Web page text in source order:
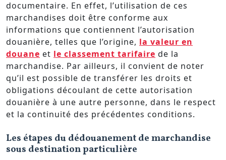
documentaire. En effet, l’utilisation de ces
marchandises doit être conforme aux
informations que contiennent l’autorisation
douanière, telles que l’origine, la valeur en
douane et le classement tarifaire de la
marchandise. Par ailleurs, il convient de noter
qu’il est possible de transférer les droits et
obligations découlant de cette autorisation
douanière à une autre personne, dans le respect
et la continuité des précédentes conditions.
Les étapes du dédouanement de marchandise
sous destination particulière